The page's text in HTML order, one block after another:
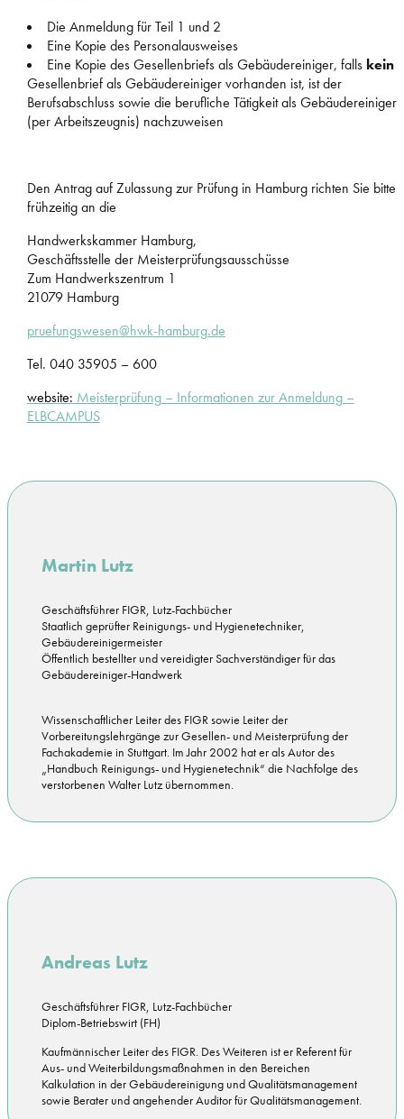
Die Anmeldung für Teil 1 und 2
Eine Kopie des Personalausweises
Eine Kopie des Gesellenbriefs als Gebäudereiniger, falls kein
Gesellenbrief als Gebäudereiniger vorhanden ist, ist der
Berufsabschluss sowie die berufliche Tätigkeit als Gebäudereiniger
(per Arbeitszeugnis) nachzuweisen
Den Antrag auf Zulassung zur Prüfung in Hamburg richten Sie bitte
frühzeitig an die
Handwerkskammer Hamburg,
Geschäftsstelle der Meisterprüfungsausschüsse
Zum Handwerkszentrum 1
21079 Hamburg
pruefungswesen@hwk-hamburg.de
Tel. 040 35905 – 600
website: Meisterprüfung – Informationen zur Anmeldung –
ELBCAMPUS
Martin Lutz
Geschäftsführer FIGR, Lutz-Fachbücher
Staatlich geprüfter Reinigungs- und Hygienetechniker,
Gebäudereinigermeister
Öffentlich bestellter und vereidigter Sachverständiger für das
Gebäudereiniger-Handwerk
Wissenschaftlicher Leiter des FIGR sowie Leiter der
Vorbereitungslehrgänge zur Gesellen- und Meisterprüfung der
Fachakademie in Stuttgart. Im Jahr 2002 hat er als Autor des
„Handbuch Reinigungs- und Hygienetechnik“ die Nachfolge des
verstorbenen Walter Lutz übernommen.
Andreas Lutz
Geschäftsführer FIGR, Lutz-Fachbücher
Diplom-Betriebswirt (FH)
Kaufmännischer Leiter des FIGR. Des Weiteren ist er Referent für
Aus- und Weiterbildungsmaßnahmen in den Bereichen
Kalkulation in der Gebäudereinigung und Qualitätsmanagement
sowie Berater und angehender Auditor für Qualitätsmanagement.